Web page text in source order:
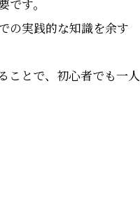
です。
の実践的な知識を余す
ことで、初心者でも一人